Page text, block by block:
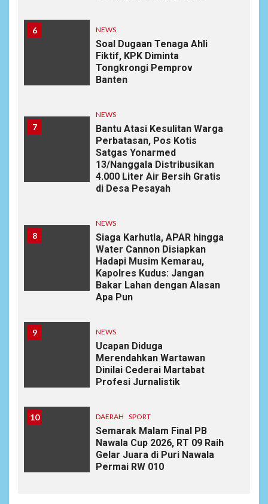
6 NEWS
Soal Dugaan Tenaga Ahli
Fiktif, KPK Diminta
Tongkrongi Pemprov
Banten
7
NEWS
Bantu Atasi Kesulitan Warga
Perbatasan, Pos Kotis
Satgas Yonarmed
13/Nanggala Distribusikan
4.000 Liter Air Bersih Gratis
di Desa Pesayah
8
NEWS
Siaga Karhutla, APAR hingga
Water Cannon Disiapkan
Hadapi Musim Kemarau,
Kapolres Kudus: Jangan
Bakar Lahan dengan Alasan
Apa Pun
9 NEWS
Ucapan Diduga
Merendahkan Wartawan
Dinilai Cederai Martabat
Profesi Jurnalistik
10 DAERAH SPORT
Semarak Malam Final PB
Nawala Cup 2026, RT 09 Raih
Gelar Juara di Puri Nawala
Permai RW 010